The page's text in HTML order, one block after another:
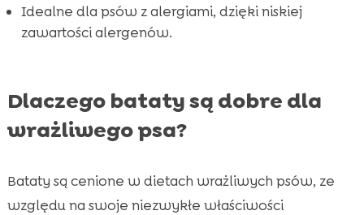
 Przykłady posiłków z batatami dla psa
 Opinie klientów o produktach CricksyDog
 Unikajcie częstych błędów przy
wprowadzaniu batatów do diety psa
 FAQ
Idealne dla psów z alergiami, dzięki niskiej
zawartości alergenów.
Dlaczego bataty są dobre dla
wrażliwego psa?
Bataty są cenione w dietach wrażliwych psów, ze
względu na swoje niezwykłe właściwości